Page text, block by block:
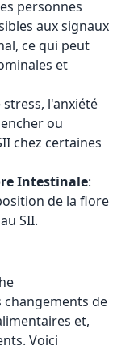
personnes
aux signaux
ce qui peut
et
stress, l'anxiété
ou
chez certaines
Intestinale:
de la flore
SII.
de
et,
Voici